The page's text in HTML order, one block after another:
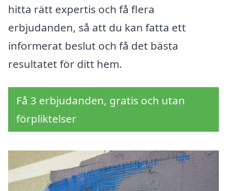
hitta rätt expertis och få flera
erbjudanden, så att du kan fatta ett
informerat beslut och få det bästa
resultatet för ditt hem.
Få 3 erbjudanden, gratis och utan
förpliktelser